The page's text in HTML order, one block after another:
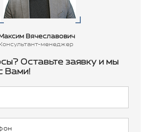
Вячеславович
менеджер
Оставьте заявку и мы
Вами!